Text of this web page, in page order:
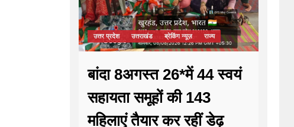
उत्तर प्रदेश उत्तराखंड ब्रेकिंग न्यूज़ राज्य
बांदा 8अगस्त 26*में 44 स्वयं
सहायता समूहों की 143
महिलाएं तैयार कर रहीं डेढ़